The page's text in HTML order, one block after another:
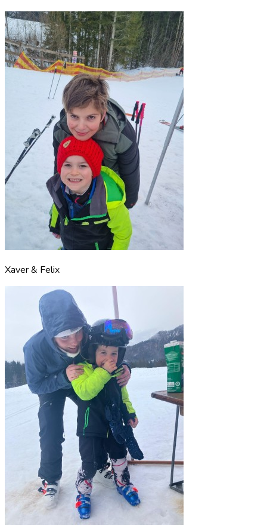
Xaver & Felix